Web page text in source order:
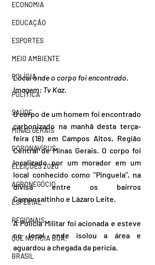
ECONOMIA
EDUCAÇÃO
ESPORTES
MEIO AMBIENTE
POLÍCIA
POLÍTICA
SAÚDE
MINAS GERAIS
CORONAVÍRUS
ELEIÇÕES 2020
AGRONEGÓCIO
ESPECIAL
REGIONAIS
QUE NOTÍCIA BOA!
BRASIL
Local onde o corpo foi encontrado.
Imagem: Tv Kaz.
O corpo de um homem foi encontrado
carbonizado na manhã desta terça-
feira (18) em Campos Altos, Região
Central de Minas Gerais. O corpo foi
localizado por um morador em um
local conhecido como "Pinguela", na
divisa entre os bairros
Camposaltinho e Lázaro Leite.
A Polícia Militar foi acionada e esteve
no local onde isolou a área e
aguardou a chegada da perícia.